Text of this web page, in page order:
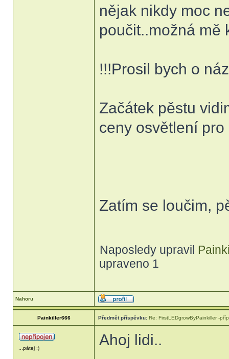
nějak nikdy moc
poučit..možná
!!!Prosil bych o
Začátek pěstu
ceny osvětlení
Zatím se loučim,
Naposledy upravil
upraveno 1
Nahoru
Painkiller666 Předmět příspěvku: Re: FirstLEDgrowByPainkiller -
...pátej :) Ahoj lidi..